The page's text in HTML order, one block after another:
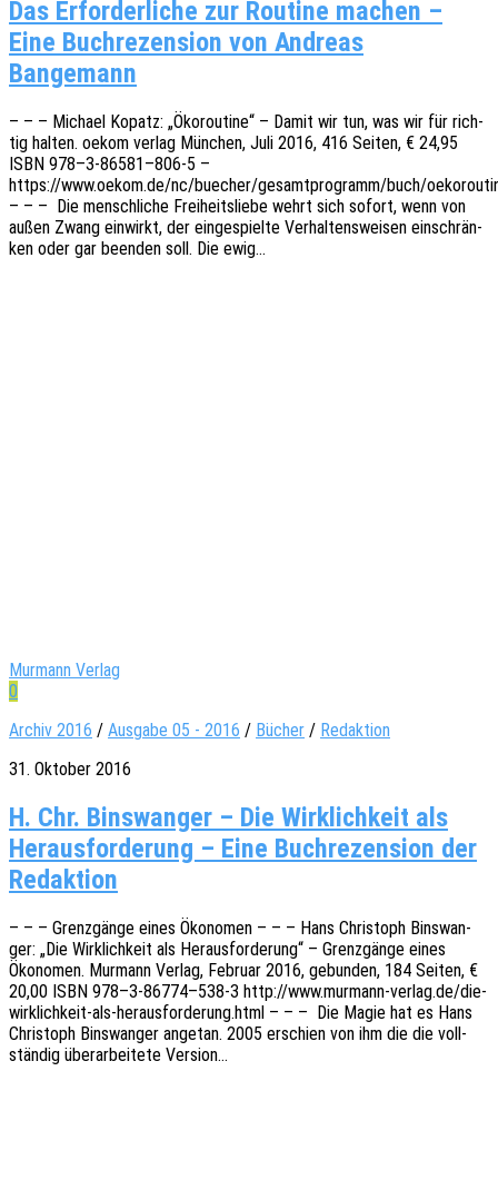
Das Erfor­der­li­che zur Rou­ti­ne machen –
Eine Buch­re­zen­si­on von Andre­as
Bangemann
– – – Micha­el Kopatz: „Ökorou­ti­ne“ – Damit wir tun, was wir für rich­
tig halten. oekom verlag München, Juli 2016, 416 Seiten, € 24,95
ISBN 978–3‑86581–806‑5 –
https://www.oekom.de/nc/buecher/gesamtprogramm/buch/
– – – Die mensch­li­che Frei­heits­lie­be wehrt sich sofort, wenn von
außen Zwang einwirkt, der einge­spiel­te Verhal­tens­wei­sen einschrän­
ken oder gar been­den soll. Die ewig…
Murmann Verlag
0
Archiv 2016 / Ausgabe 05 - 2016 / Bücher / Redaktion
31. Oktober 2016
H. Chr. Bins­wan­ger – Die Wirk­lich­keit als
Her­aus­for­de­rung – Eine Buch­re­zen­si­on der
Redaktion
– – – Grenz­gän­ge eines Ökono­men – – – Hans Chris­toph Bins­wan­
ger: „Die Wirk­lich­keit als Heraus­for­de­rung“ – Grenz­gän­ge eines
Ökono­men. Murmann Verlag, Febru­ar 2016, gebun­den, 184 Seiten, €
20,00 ISBN 978–3‑86774–538‑3 http://www.murmann-verlag.de/die-
wirklichkeit-als-herausforderung.html – – – Die Magie hat es Hans
Chris­toph Bins­wan­ger ange­tan. 2005 erschien von ihm die die voll­
stän­dig über­ar­bei­te­te Version…